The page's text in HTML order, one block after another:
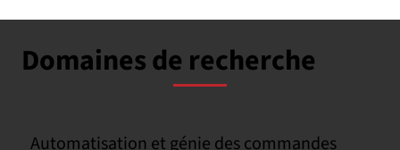
Domaines de recherche
Automatisation et génie des commandes